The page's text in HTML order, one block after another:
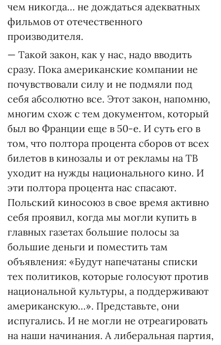
чем никогда… не дождаться адекватных
фильмов от отечественного
производителя.
— Такой закон, как у нас, надо вводить
сразу. Пока американские компании не
почувствовали силу и не подмяли под
себя абсолютно все. Этот закон, напомню,
многим схож с тем документом, который
был во Франции еще в 50-е. И суть его в
том, что полтора процента сборов от всех
билетов в кинозалы и от рекламы на ТВ
уходит на нужды национального кино. И
эти полтора процента нас спасают.
Польский киносоюз в свое время активно
себя проявил, когда мы могли купить в
главных газетах большие полосы за
большие деньги и поместить там
объявления: «Будут напечатаны списки
тех политиков, которые голосуют против
национальной культуры, а поддерживают
американскую…». Представьте, они
испугались. И не могли не отреагировать
на наши начинания. А либеральная партия,